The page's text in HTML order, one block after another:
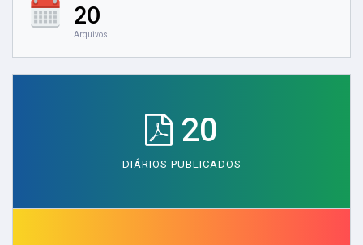
20
Arquivos
20
DIÁRIOS PUBLICADOS